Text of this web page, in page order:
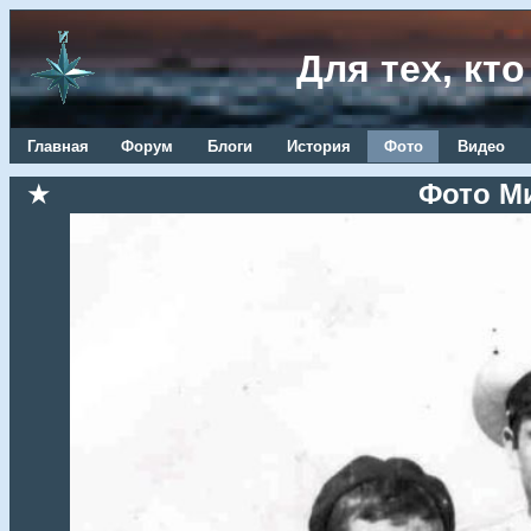
Для тех,
Главная Форум Блоги История Фото Видео
★ Фото